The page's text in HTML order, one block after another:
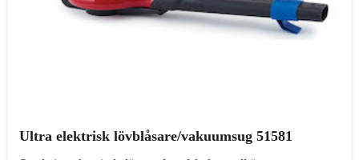
Ultra elektrisk lövblåsare/vakuumsug 51581